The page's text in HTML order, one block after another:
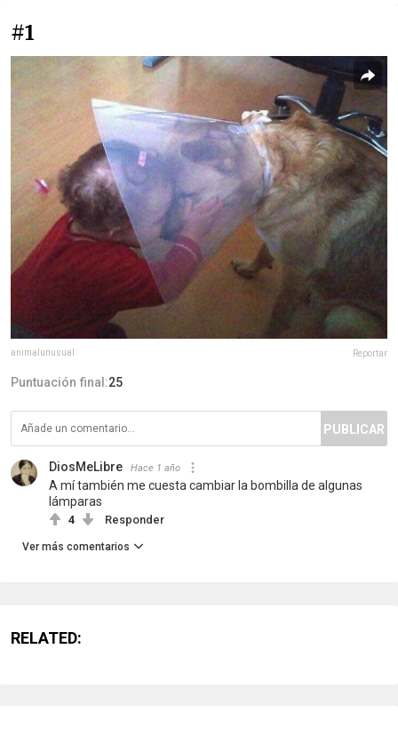
#1
animalunusual Reportar
Puntuación final:25
PUBLICAR
DiosMeLibre Hace 1 año
A mí también me cuesta cambiar la bombilla de algunas
lámparas
4 Responder
Ver más comentarios
RELATED: